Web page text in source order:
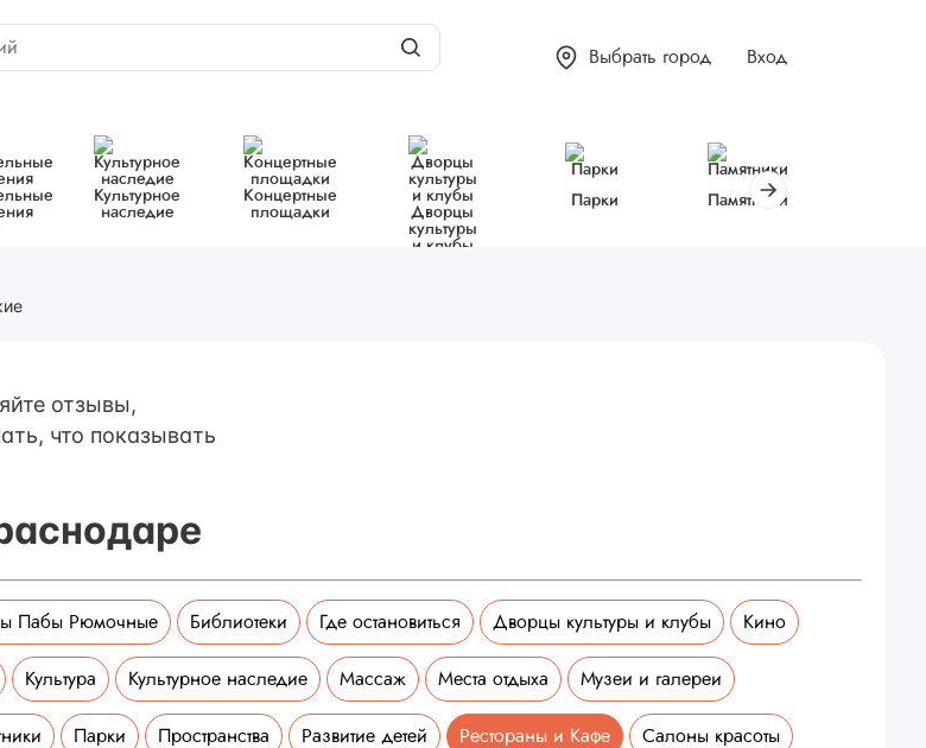
Выбрать город Вход
Культурное
наследие
Концертные
площадки
Дворцы
культуры
и клубы
Парки Памятники
отзывы,
что показывать
Пабы Рюмочные Библиотеки Где остановиться Дворцы культуры и клубы Кино
Культура Культурное наследие Массаж Места отдыха Музеи и галереи
Парки Пространства Развитие детей Рестораны и Кафе Салоны красоты